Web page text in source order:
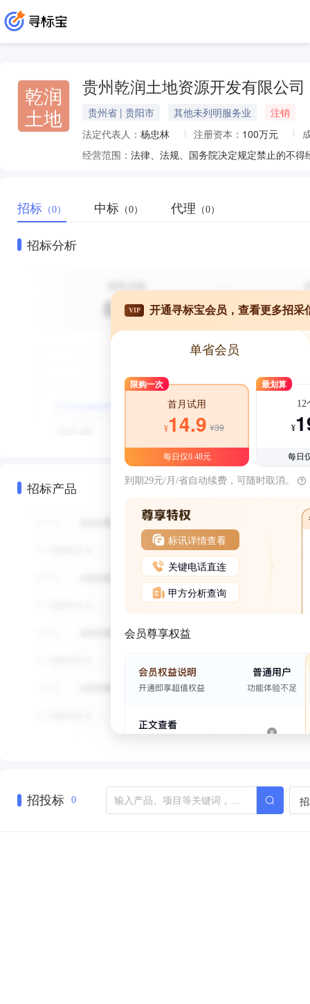
乾润
土地
贵州乾润土地资源开发有限公司
贵州省 | 贵阳市 其他未列明服务业
注销
法定代表人： 杨忠林 注册资本： 100万元
经营范围：
招标 （0） 中标 （0） 代理 （0）
招标分析
招标产品
VIP 开通寻标宝会员，查看更多招采
单省会员
限购一次
首月试用
¥14.9 ¥39
每日仅0.48元
最划算
12
¥
每日
到期29元/月/省自动续费，可随时取消。
标讯详情查看
关键电话直连
甲方分析查询
会员尊享权益
招投标 0